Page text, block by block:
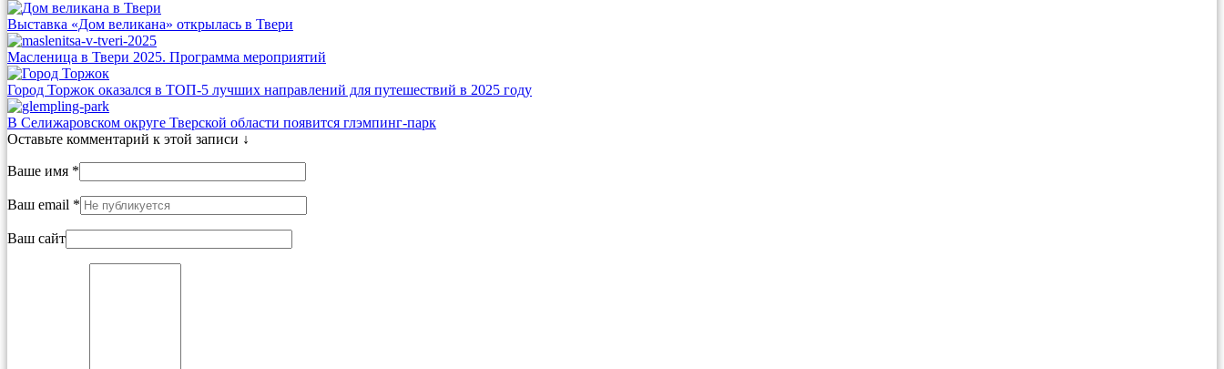
Выставка «Дом великана» открылась в Твери
Масленица в Твери 2025. Программа мероприятий
Город Торжок оказался в ТОП-5 лучших направлений для путешествий в 2025 году
В Селижаровском округе Тверской области появится глэмпинг-парк
Оставьте комментарий к этой записи ↓
Ваше имя *
Ваш email *
Ваш сайт